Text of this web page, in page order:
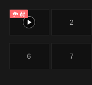
讓耀文循線去日頭村
去追趕壞人也未回，
免費
1 2
6 7